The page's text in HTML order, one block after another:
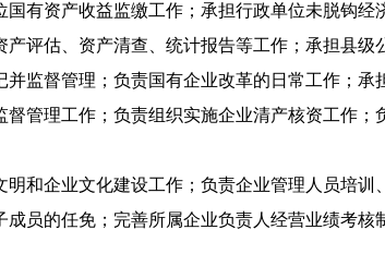
有资产收益监缴工作；承担行政单位未脱钩
评估、资产清查、统计报告等工作；承担县级
督管理；负责国有企业改革的日常工作；承
管理工作；负责组织实施企业清产核资工作
企业文化建设工作；负责企业管理人员培训
员的任免；完善所属企业负责人经营业绩考核